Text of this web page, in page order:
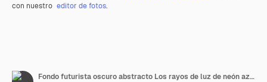
con nuestro editor de fotos.
Fondo futurista oscuro abstracto Los rayos de luz de neón azul se reflejan en el agua